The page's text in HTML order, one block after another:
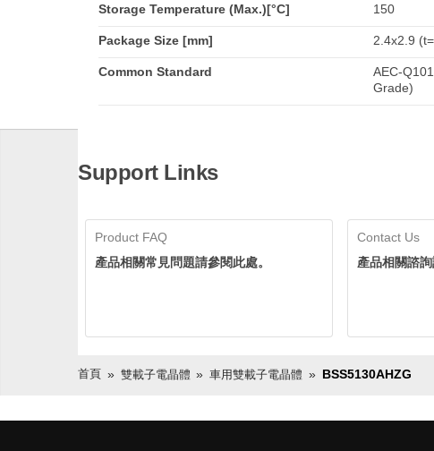
Storage Temperature (Max.)[°C] 150
Package Size [mm] 2.4x2.9
Common Standard
AEC-
Grade)
Support Links
Product FAQ
產品相關常見問題請參閱此處。
Contact Us
產品相關諮
首頁 雙載子電晶體 車用雙載子電晶體 BSS5130AHZG